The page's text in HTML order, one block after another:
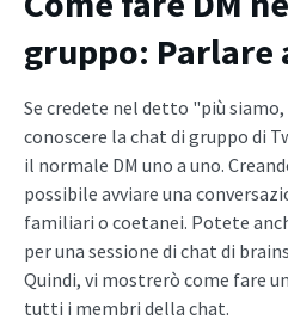
gruppo: Parlare
Se credete nel detto "più
conoscere la chat di gruppo di
il normale DM uno a uno.
possibile avviare una
familiari o coetanei. Potete
per una sessione di chat di
Quindi, vi mostrerò come fare
tutti i membri della chat.